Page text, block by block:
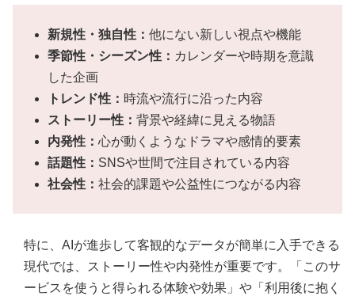
新規性・独自性： 他にない新しい視点や機能
季節性・シーズン性： カレンダーや時期を意識
した企画
トレンド性： 時流や流行に沿った内容
ストーリー性： 背景や経緯に見える物語
内発性： 心が動くようなドラマや感情的要素
話題性： SNSや世間で注目されている内容
社会性： 社会的課題や公益性につながる内容
特に、AIが進歩して客観的なデータが簡単に入手できる
現代では、ストーリー性や内発性が重要です。「このサ
ービスを使うと得られる体験や効果」や「利用後に抱く